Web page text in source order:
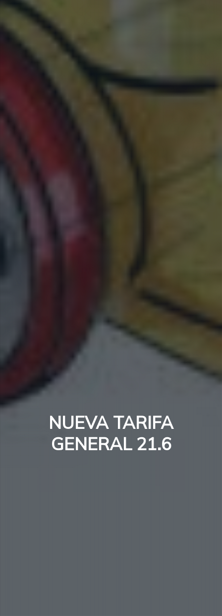
NUEVA TARIFA
GENERAL 21.6